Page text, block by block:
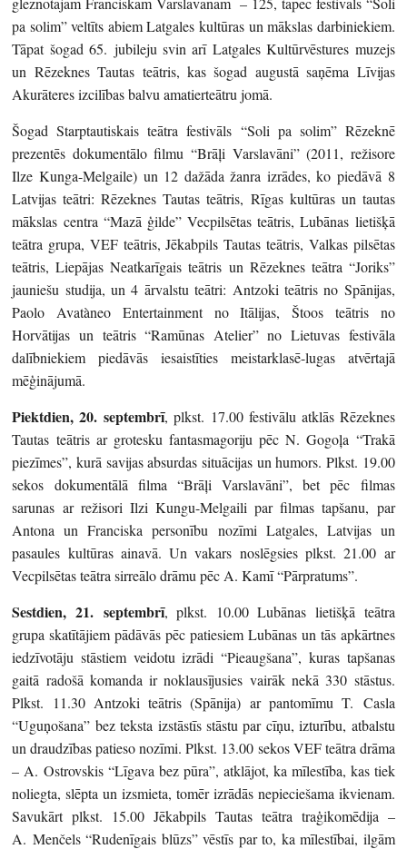
pa solim” veltīts abiem Latgales kultūras un mākslas darbiniekiem.
Tāpat šogad 65. jubileju svin arī Latgales Kultūrvēstures muzejs
un Rēzeknes Tautas teātris, kas šogad augustā saņēma Līvijas
Akurāteres izcilības balvu amatierteātru jomā.
Šogad Starptautiskais teātra festivāls “Soli pa solim” Rēzeknē
prezentēs dokumentālo filmu “Brāļi Varslavāni” (2011, režisore
Ilze Kunga-Melgaile) un 12 dažāda žanra izrādes, ko piedāvā 8
Latvijas teātri: Rēzeknes Tautas teātris, Rīgas kultūras un tautas
mākslas centra “Mazā ģilde” Vecpilsētas teātris, Lubānas lietišķā
teātra grupa, VEF teātris, Jēkabpils Tautas teātris, Valkas pilsētas
teātris, Liepājas Neatkarīgais teātris un Rēzeknes teātra “Joriks”
jauniešu studija, un 4 ārvalstu teātri: Antzoki teātris no Spānijas,
Paolo Avatàneo Entertainment no Itālijas, Štoos teātris no
Horvātijas un teātris “Ramūnas Atelier” no Lietuvas festivāla
dalībniekiem piedāvās iesaistīties meistarklasē-lugas atvērtajā
mēģinājumā.
Piektdien, 20. septembrī, plkst. 17.00 festivālu atklās Rēzeknes
Tautas teātris ar grotesku fantasmagoriju pēc N. Gogoļa “Trakā
piezīmes”, kurā savijas absurdas situācijas un humors. Plkst. 19.00
sekos dokumentālā filma “Brāļi Varslavāni”, bet pēc filmas
sarunas ar režisori Ilzi Kungu-Melgaili par filmas tapšanu, par
Antona un Franciska personību nozīmi Latgales, Latvijas un
pasaules kultūras ainavā. Un vakars noslēgsies plkst. 21.00 ar
Vecpilsētas teātra sirreālo drāmu pēc A. Kamī “Pārpratums”.
Sestdien, 21. septembrī, plkst. 10.00 Lubānas lietišķā teātra
grupa skatītājiem pādāvās pēc patiesiem Lubānas un tās apkārtnes
iedzīvotāju stāstiem veidotu izrādi “Pieaugšana”, kuras tapšanas
gaitā radošā komanda ir noklausījusies vairāk nekā 330 stāstus.
Plkst. 11.30 Antzoki teātris (Spānija) ar pantomīmu T. Casla
“Uguņošana” bez teksta izstāstīs stāstu par cīņu, izturību, atbalstu
un draudzības patieso nozīmi. Plkst. 13.00 sekos VEF teātra drāma
– A. Ostrovskis “Līgava bez pūra”, atklājot, ka mīlestība, kas tiek
noliegta, slēpta un izsmieta, tomēr izrādās nepieciešama ikvienam.
Savukārt plkst. 15.00 Jēkabpils Tautas teātra traģikomēdija –
A. Menčels “Rudenīgais blūzs” vēstīs par to, ka mīlestībai, ilgām